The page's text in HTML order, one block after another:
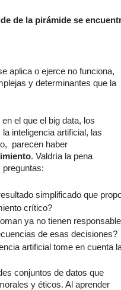
de la pirámide se
aplica o ejerce no funciona,
y determinantes que la
el que el big data, los
inteligencia artificial, las
parecen haber
. Valdría la pena
preguntas:
simplificado que
crítico?
ya no tienen
de esas decisiones?
artificial tome en cuenta
conjuntos de datos que
y éticos. Al aprender